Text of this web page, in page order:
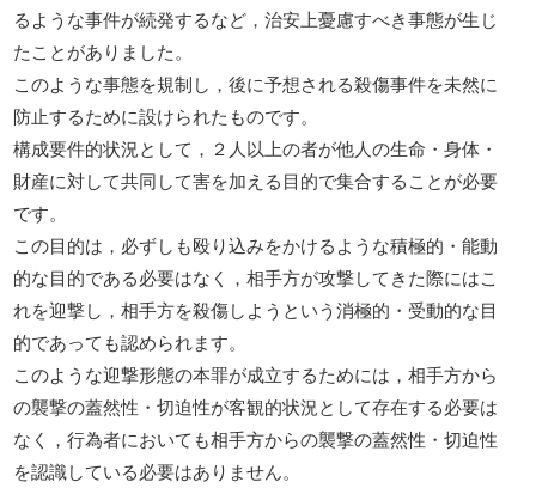
るような事件が続発するなど，治安上憂慮すべき事態が生じ
たことがありました。
このような事態を規制し，後に予想される殺傷事件を未然に
防止するために設けられたものです。
構成要件的状況として，２人以上の者が他人の生命・身体・
財産に対して共同して害を加える目的で集合することが必要
です。
この目的は，必ずしも殴り込みをかけるような積極的・能動
的な目的である必要はなく，相手方が攻撃してきた際にはこ
れを迎撃し，相手方を殺傷しようという消極的・受動的な目
的であっても認められます。
このような迎撃形態の本罪が成立するためには，相手方から
の襲撃の蓋然性・切迫性が客観的状況として存在する必要は
なく，行為者においても相手方からの襲撃の蓋然性・切迫性
を認識している必要はありません。